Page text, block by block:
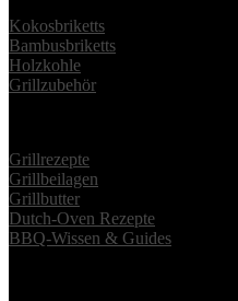
Kokosbriketts
Bambusbriketts
Holzkohle
Grillzubehör
Grillrezepte
Grillbeilagen
Grillbutter
Dutch-Oven Rezepte
BBQ-Wissen & Guides